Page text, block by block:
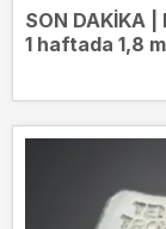
SON DAKİKA
1 haftada 1,8